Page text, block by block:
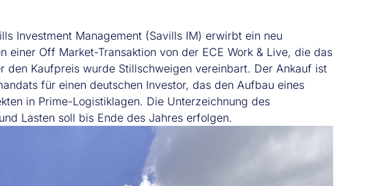
Investment Management (Savills IM) erwirbt ein neu
Off Market-Transaktion von der ECE Work & Live, die das
Kaufpreis wurde Stillschweigen vereinbart. Der Ankauf ist
für einen deutschen Investor, das den Aufbau eines
in Prime-Logistiklagen. Die Unterzeichnung des
Lasten soll bis Ende des Jahres erfolgen.